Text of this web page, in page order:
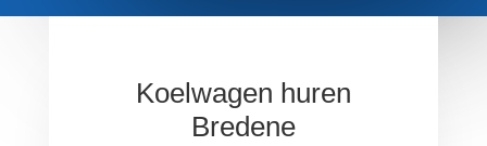
Koelwagen huren
Bredene